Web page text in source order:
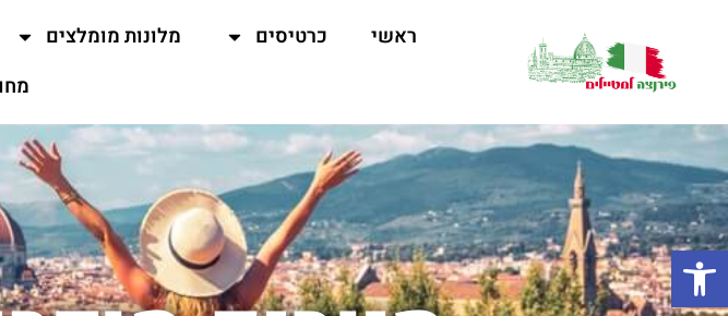
ראשי כרטיסים מלונות מומלצים
פתח סרגל נגישות